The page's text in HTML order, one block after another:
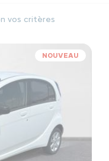
vos critères
NOUVEAU